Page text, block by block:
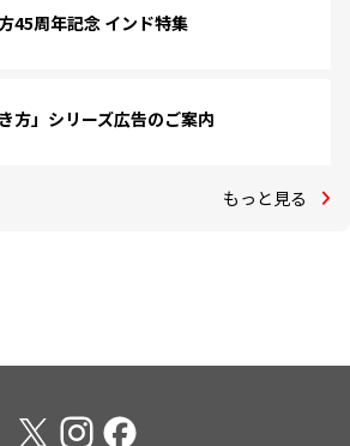
45周年記念 インド特集
方」シリーズ広告のご案内
もっと見る